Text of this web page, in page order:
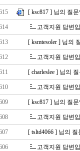
[ ksc817 ] 님의 질
고객지원 답변
[ ksmtesoler ] 님의
고객지원 답변
[ charleslee ] 님의
고객지원 답변
[ ksc817 ] 님의 질
고객지원 답변
[ tsltd4066 ] 님의
고객지원 답변